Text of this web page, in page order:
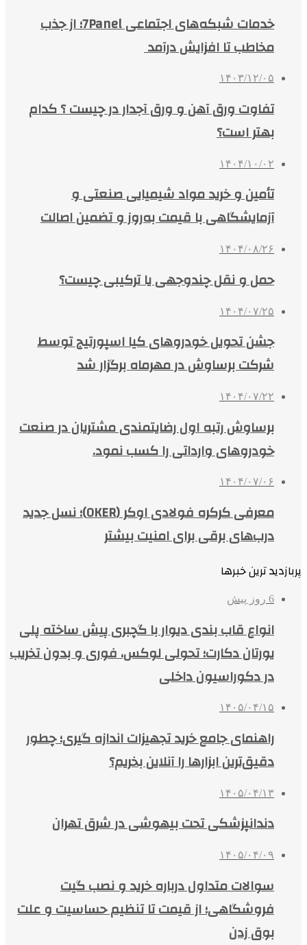
خدمات شبکه‌های اجتماعی 7Panel؛ از جذب
مخاطب تا افزایش درآمد
۱۴۰۳/۱۲/۰۵
تفاوت ورق آهن و ورق آجدار در چیست ؟ کدام
بهتر است؟
۱۴۰۴/۱۰/۰۲
تأمین و خرید مواد شیمیایی صنعتی و
آزمایشگاهی با قیمت به‌روز و تضمین اصالت
۱۴۰۴/۰۸/۲۶
حمل و نقل چندوجهی یا ترکیبی چیست؟
۱۴۰۴/۰۷/۲۵
جشن تحویل خودروهای کیا اسپورتیج توسط
شرکت برساوش در مهرماه برگزار شد
۱۴۰۴/۰۷/۲۲
برساوش رتبه اول رضایتمندی مشتریان در صنعت
خودروهای وارداتی را کسب نمود.
۱۴۰۴/۰۷/۰۶
معرفی کرکره فولادی اوکر (OKER)؛ نسل جدید
درب‌های برقی برای امنیت بیشتر
پربازدید ترین خبرها
6 روز پیش
انواع قاب بندی دیوار با گچبری پیش ساخته پلی
یورتان دکارت؛ تحولی لوکس، فوری و بدون تخریب
در دکوراسیون داخلی
۱۴۰۵/۰۴/۱۵
راهنمای جامع خرید تجهیزات اندازه گیری؛ چطور
دقیق‌ترین ابزارها را آنلاین بخریم؟
۱۴۰۵/۰۴/۱۳
دندانپزشکی تحت بیهوشی در شرق تهران
۱۴۰۵/۰۴/۰۹
سوالات متداول درباره خرید و نصب گیت
فروشگاهی؛ از قیمت تا تنظیم حساسیت و علت
بوق زدن